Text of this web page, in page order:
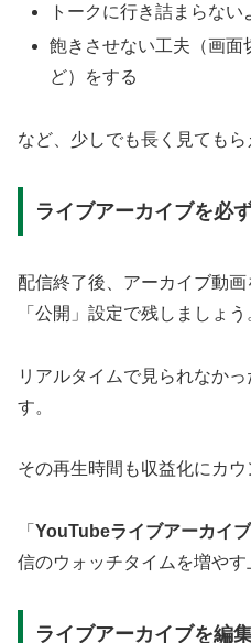
トークに行き詰まらない
飽きさせない工夫（画面
ど）をする
など、少しでも長く見てもら
ライブアーカイブを必
配信終了後、アーカイブ動
「公開」設定で残しましょう
リアルタイムで見られなか
す。
その再生時間も収益化にカウ
「 YouTubeライブアーカイ
信のウォッチタイムを増やす
ライブアーカイブを編